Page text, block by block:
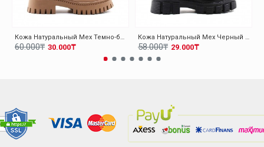
Кожа Натуральный Мех Темно-бежевый Женская Высокой Подошве Ботинки 010KZA8370
30.000₸
60.000₸
Кожа Натуральный Мех Черный Женская Высокой Подошве Ботинки 010KZA8498
29.000₸
58.000₸